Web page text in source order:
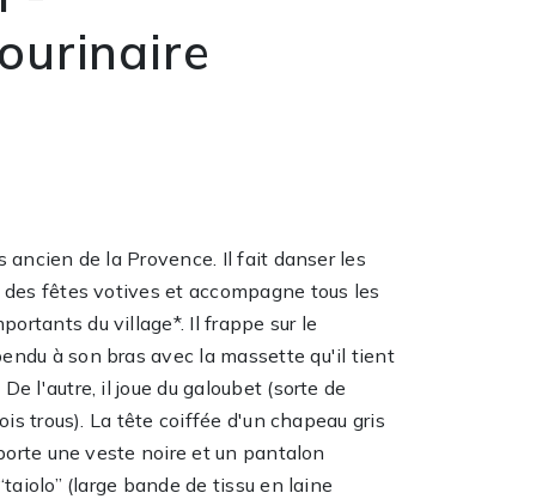
ancien de la Provence. Il fait danser les
des fêtes votives et accompagne tous les
du village*. Il frappe sur le
à son bras avec la massette qu'il tient
l'autre, il joue du galoubet (sorte de
trous). La tête coiffée d'un chapeau gris
une veste noire et un pantalon
(large bande de tissu en laine